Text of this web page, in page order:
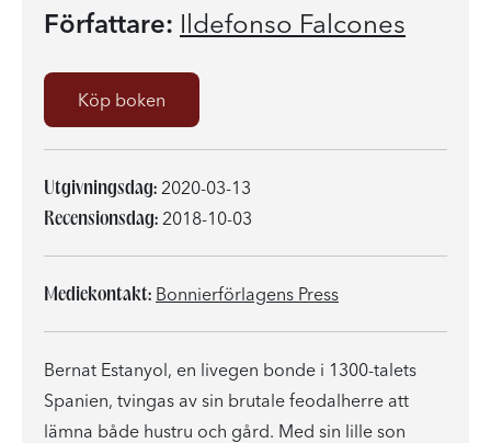
Författare: Ildefonso Falcones
Köp boken
Utgivningsdag: 2020-03-13
Recensionsdag: 2018-10-03
Mediekontakt: Bonnierförlagens Press
Bernat Estanyol, en livegen bonde i 1300-talets
Spanien, tvingas av sin brutale feodalherre att
lämna både hustru och gård. Med sin lille son